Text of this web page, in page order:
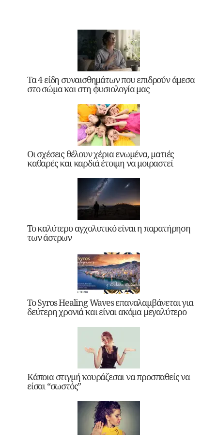
Τα 4 είδη συναισθημάτων που επιδρούν άμεσα
στο σώμα και στη φυσιολογία μας
Οι σχέσεις θέλουν χέρια ενωμένα, ματιές
καθαρές και καρδιά έτοιμη να μοιραστεί
Το καλύτερο αγχολυτικό είναι η παρατήρηση
των άστρων
Το Syros Healing Waves επαναλαμβάνεται για
δεύτερη χρονιά και είναι ακόμα μεγαλύτερο
Κάποια στιγμή κουράζεσαι να προσπαθείς να
είσαι “σωστός”